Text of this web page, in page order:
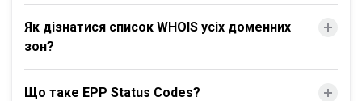
Як дізнатися список WHOIS усіх доменних
зон?
Що таке EPP Status Codes?